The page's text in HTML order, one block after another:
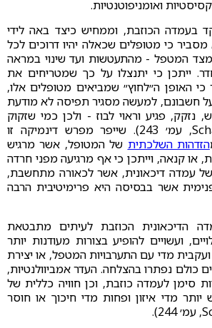
ואומניפוטנטיות.
בעמדה הכוזבת, וממחיש כיצד באה לידי
מסביר כי מטופלים שכאלה יהיו דרוכים לכל
המטפל - מהתעטשות ועד שינוי במראה
ייתכן כי יתנצלו על כך שמטריחים את
האופן ה״לחוץ״ שמביאים מטופלים אלו,
חשבונם, למעשה מסגיר תפיסה לא מודעת
נזקק, פגיע וראוי לבוז - ולכן כמי שזקוק
לטיפול״ (Schafer, 2002, עמ׳ 243). שייפר מפרש דינמיקה זו
הזדהות השלכתית של המטופל, אשר מרגיש
או קנאה, וייתכן כי אף מרגיעה מפני חרדה
עמדה דיכאונית, אשר לכאורה מתחשבת,
אשר בבסיסה היא פרימיטיבית הרבה
הדיכאונית הכוזבת לעיתים מתבטאת
ועשויים להופיע בצורות מעודנות יותר
מדי עם התערבויות המטפל, או יצירת
כולם נפתרו בהצלחה. העדר אמביוולנטיות,
סימן לעמדה כוזבת, וכן חוויה כללית של
מדי איזון ופחות מדי חיכוך או חוסר